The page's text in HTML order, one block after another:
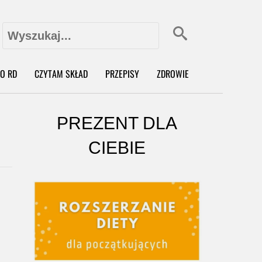
Szukaj:
RD CZYTAM SKŁAD PRZEPISY ZDROWIE
PREZENT DLA
CIEBIE
X